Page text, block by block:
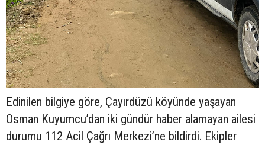
Edinilen bilgiye göre, Çayırdüzü köyünde yaşayan
Osman Kuyumcu’dan iki gündür haber alamayan ailesi
durumu 112 Acil Çağrı Merkezi’ne bildirdi. Ekipler